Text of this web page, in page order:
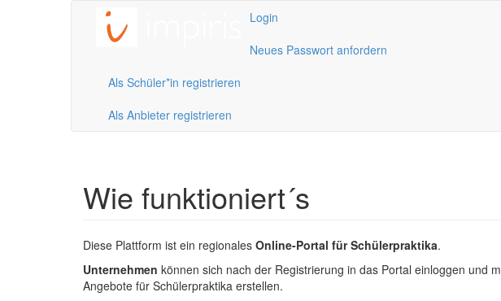
Login
Neues Passwort anfordern
Als Schüler*in registrieren
Als Anbieter registrieren
Wie funktioniert´s
Diese Plattform ist ein regionales Online-Portal für Schülerpraktika.
Unternehmen können sich nach der Registrierung in das Portal einloggen und
Angebote für Schülerpraktika erstellen.